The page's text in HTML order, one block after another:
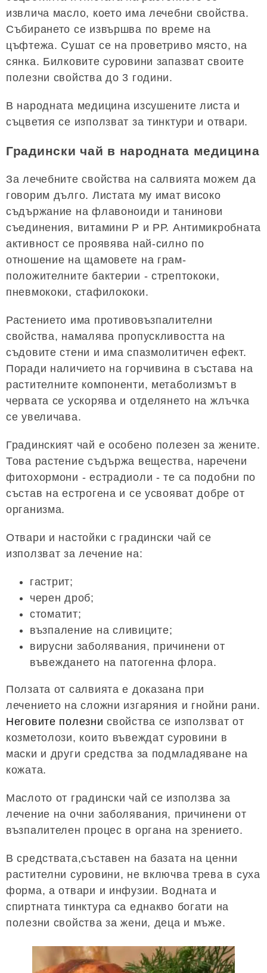
извлича масло, което има лечебни свойства.
Събирането се извършва по време на
цъфтежа. Сушат се на проветриво място, на
сянка. Билковите суровини запазват своите
полезни свойства до 3 години.
В народната медицина изсушените листа и
съцветия се използват за тинктури и отвари.
Градински чай в народната медицина
За лечебните свойства на салвията можем да
говорим дълго. Листата му имат високо
съдържание на флавоноиди и танинови
съединения, витамини Р и РР. Антимикробната
активност се проявява най-силно по
отношение на щамовете на грам-
положителните бактерии - стрептококи,
пневмококи, стафилококи.
Растението има противовъзпалителни
свойства, намалява пропускливостта на
съдовите стени и има спазмолитичен ефект.
Поради наличието на горчивина в състава на
растителните компоненти, метаболизмът в
червата се ускорява и отделянето на жлъчка
се увеличава.
Градинският чай е особено полезен за жените.
Това растение съдържа вещества, наречени
фитохормони - естрадиоли - те са подобни по
състав на естрогена и се усвояват добре от
организма.
Отвари и настойки с градински чай се
използват за лечение на:
гастрит;
черен дроб;
стоматит;
възпаление на сливиците;
вирусни заболявания, причинени от
въвеждането на патогенна флора.
Ползата от салвията е доказана при
лечението на сложни изгаряния и гнойни рани.
Неговите полезни свойства се използват от
козметолози, които въвеждат суровини в
маски и други средства за подмладяване на
кожата.
Маслото от градински чай се използва за
лечение на очни заболявания, причинени от
възпалителен процес в органа на зрението.
В средствата,съставен на базата на ценни
растителни суровини, не включва трева в суха
форма, а отвари и инфузии. Водната и
спиртната тинктура са еднакво богати на
полезни свойства за жени, деца и мъже.